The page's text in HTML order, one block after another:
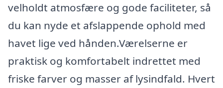
velholdt atmosfære og gode faciliteter, så
du kan nyde et afslappende ophold med
havet lige ved hånden.Værelserne er
praktisk og komfortabelt indrettet med
friske farver og masser af lysindfald. Hvert